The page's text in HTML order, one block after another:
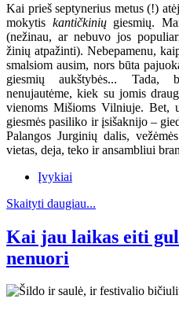
Kai prieš septynerius metus (!)
mokytis kantičkiniųgiesmių.
(nežinau, ar nebuvo jos
žinių atpažinti). Nebepamenu,
smalsiom ausim, nors būta
giesmių aukštybės... Tada,
nenujautėme, kiek su jomis
vienoms Mišioms Vilniuje. Bet,
giesmės pasiliko ir įsišaknijo –
Palangos Jurginių dalis, vežėmės
vietas, deja, teko ir ansambliui
Įvykiai
Skaityti daugiau...
Kai jau laikas eiti
nenuori